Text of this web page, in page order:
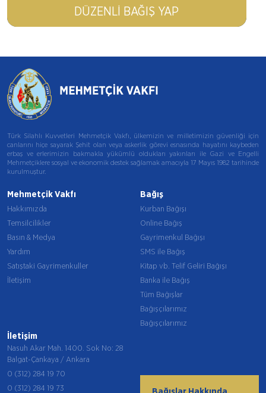
DÜZENLI BAĞIŞ YAP
Türk Silahlı Kuvvetleri Mehmetçik Vakfı, ülkemizin ve milletimizin güvenliği için
canlarını hiçe sayarak Şehit olan veya askerlik görevi esnasında hayatını kaybeden
erbaş ve erlerimizin bakmakla yükümlü oldukları yakınları ile Gazi ve Engelli
Mehmetçiklere sosyal ve ekonomik destek sağlamak amacıyla 17 Mayıs 1982 tarihinde
kurulmuştur.
Mehmetçik Vakfı
Hakkımızda
Temsilcilikler
Basın & Medya
Yardım
Satıştaki Gayrimenkuller
İletişim
Bağış
Kurban Bağışı
Online Bağış
Gayrimenkul Bağışı
SMS ile Bağış
Kitap vb. Telif Geliri Bağışı
Banka ile Bağış
Tüm Bağışlar
Bağışçılarımız
Bağışçılarımız
İletişim
Nasuh Akar Mah. 1400. Sok No: 28
Balgat-Çankaya / Ankara
0 (312) 284 19 70
0 (312) 284 19 73